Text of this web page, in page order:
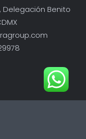
Delegación Benito